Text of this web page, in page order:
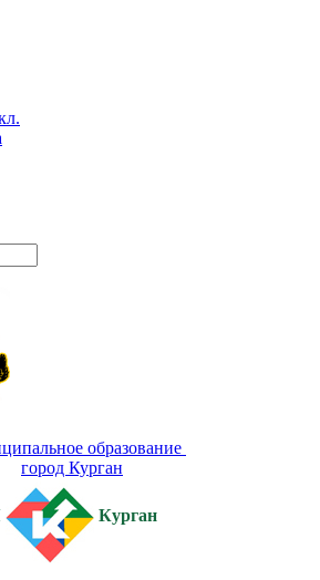
образование
город Курган
Курган